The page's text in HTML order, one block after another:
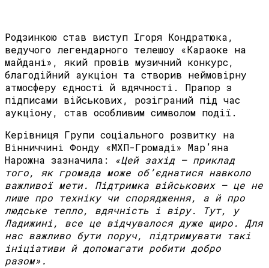
Родзинкою став виступ Ігоря Кондратюка,
ведучого легендарного телешоу «Караоке на
майдані», який провів музичний конкурс,
благодійний аукціон та створив неймовірну
атмосферу єдності й вдячності. Прапор з
підписами військових, розіграний під час
аукціону, став особливим символом події.
Керівниця Групи соціального розвитку на
Вінниччині Фонду «МХП-Громаді» Мар’яна
Нарожна зазначила: «Цей захід — приклад
того, як громада може об’єднатися навколо
важливої мети. Підтримка військових — це не
лише про техніку чи спорядження, а й про
людське тепло, вдячність і віру. Тут, у
Ладижині, все це відчувалося дуже щиро. Для
нас важливо бути поруч, підтримувати такі
ініціативи й допомагати робити добро
разом».